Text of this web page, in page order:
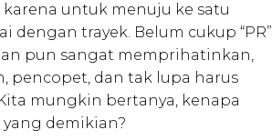
untuk menuju ke satu
trayek. Belum cukup “PR”
pun sangat memprihatinkan,
pencopet, dan tak lupa harus
mungkin bertanya, kenapa
demikian?